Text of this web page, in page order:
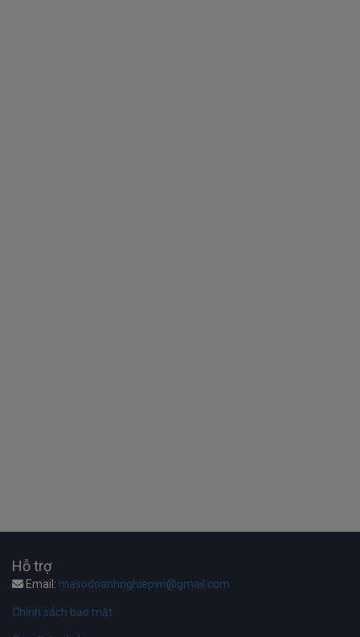
Hỗ trợ
Email: masodoanhnghiepvn@gmail.com
Chính sách bảo mật